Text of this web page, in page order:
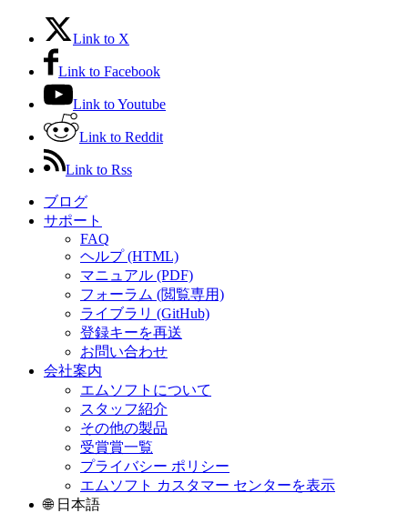
Link to X
Link to Facebook
Link to Youtube
Link to Reddit
Link to Rss
ブログ
サポート
FAQ
ヘルプ (HTML)
マニュアル (PDF)
フォーラム (閲覧専用)
ライブラリ (GitHub)
登録キーを再送
お問い合わせ
会社案内
エムソフトについて
スタッフ紹介
その他の製品
受賞賞一覧
プライバシー ポリシー
エムソフト カスタマー センターを表示
🌐 日本語